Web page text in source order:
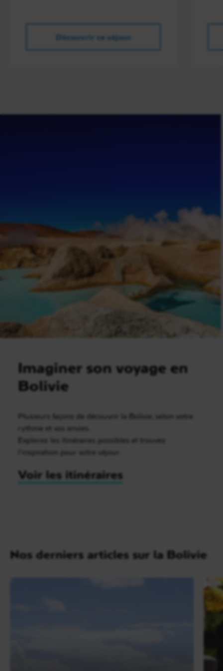
Découvrir ce séjour
Imaginer son voyage en
Bolivie
Plusieurs façons de découvrir la Bolivie, selon votre
rythme et vos envies.
Explorez les itinéraires possibles et trouvez
l’inspiration pour votre séjour.
Voir les itinéraires
Nos derniers articles sur la Bolivie